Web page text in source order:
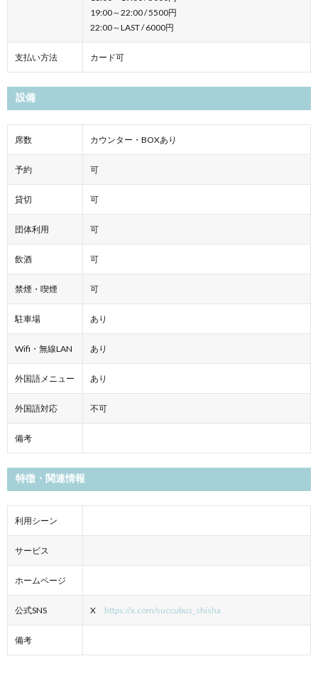
19:00～22:00 / 5500円
22:00～LAST / 6000円
支払い方法 カード可
設備
席数 カウンター・BOXあり
予約 可
貸切 可
団体利用 可
飲酒 可
禁煙・喫煙 可
駐車場 あり
Wifi・無線LAN あり
外国語メニュー あり
外国語対応 不可
備考
特徴・関連情報
利用シーン
サービス
ホームページ
公式SNS X https://x.com/succubus_shisha
備考